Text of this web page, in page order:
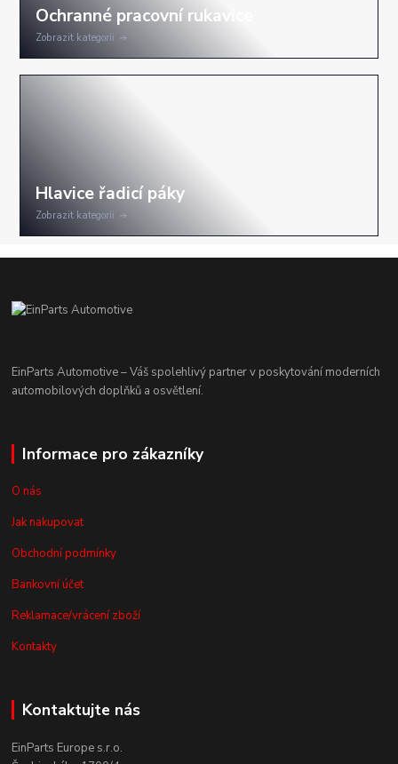
Zobrazit kategorii
Zobrazit kategorii
EinParts Automotive – Váš spolehlivý partner v poskytování moderních
automobilových doplňků a osvětlení.
Informace pro zákazníky
O nás
Jak nakupovat
Obchodní podmínky
Bankovní účet
Reklamace/vrácení zboží
Kontakty
Kontaktujte nás
EinParts Europe s.r.o.